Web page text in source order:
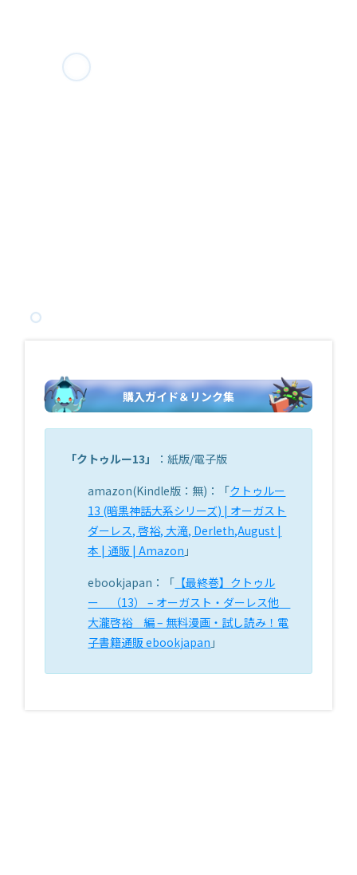
購入ガイド＆リンク集
「クトゥルー13」
：紙版/電子版
amazon(Kindle版：無)：「クトゥルー
13 (暗黒神話大系シリーズ) | オーガスト
ダーレス, 啓裕, 大滝, Derleth,August |
本 | 通販 | Amazon 」
ebookjapan：「 【最終巻】クトゥル
ー （13） – オーガスト・ダーレス他
大瀧啓裕 編 – 無料漫画・試し読み！電
子書籍通販 ebookjapan 」